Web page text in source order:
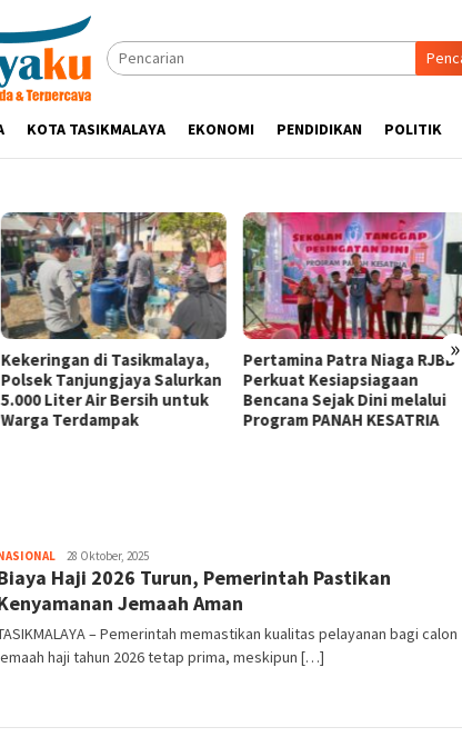
KOTA TASIKMALAYA EKONOMI PENDIDIKAN POLITIK
»
Kekeringan di Tasikmalaya,
Polsek Tanjungjaya Salurkan
5.000 Liter Air Bersih untuk
Warga Terdampak
Pertamina Patra Niaga RJBB
Perkuat Kesiapsiagaan
Bencana Sejak Dini melalui
Program PANAH KESATRIA
Tim
Redaksi
28 Oktober, 2025
Haji 2026 Turun, Pemerintah Pastikan
Jemaah Aman
– Pemerintah memastikan kualitas pelayanan bagi calon
haji tahun 2026 tetap prima, meskipun […]